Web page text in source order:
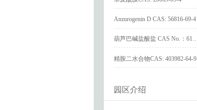
Anzurogenin D CAS: 56816-69-4
精胺二水合物CAS: 403982-64-9
园区介绍